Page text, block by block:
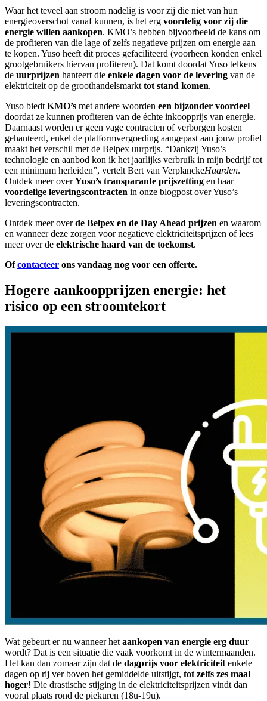
Waar het teveel aan stroom nadelig is voor zij die niet van hun
energieoverschot vanaf kunnen, is het erg voordelig voor zij die
energie willen aankopen. KMO’s hebben bijvoorbeeld de kans om
de profiteren van die lage of zelfs negatieve prijzen om energie aan
te kopen. Yuso heeft dit proces gefaciliteerd (voorheen konden enkel
grootgebruikers hiervan profiteren). Dat komt doordat Yuso telkens
de uurprijzen hanteert die enkele dagen voor de levering van de
elektriciteit op de groothandelsmarkt tot stand komen.
Yuso biedt KMO’s met andere woorden een bijzonder voordeel
doordat ze kunnen profiteren van de échte inkoopprijs van energie.
Daarnaast worden er geen vage contracten of verborgen kosten
gehanteerd, enkel de platformvergoeding aangepast aan jouw profiel
maakt het verschil met de Belpex uurprijs. “Dankzij Yuso’s
technologie en aanbod kon ik het jaarlijks verbruik in mijn bedrijf tot
een minimum herleiden”, vertelt Bert van VerplanckeHaarden.
Ontdek meer overYuso’s transparante prijszetting en haar
voordelige leveringscontracten in onze blogpost over Yuso’s
leveringscontracten.
Ontdek meer overde Belpex en de Day Ahead prijzen en waarom
en wanneer deze zorgen voor negatieve elektriciteitsprijzen of lees
meer over de elektrische haard van de toekomst.
Ofcontacteer ons vandaag nog voor een offerte.
Hogere aankoopprijzen energie: het
risico op een stroomtekort
Wat gebeurt er nu wanneer het aankopen van energie erg duur
wordt? Dat is een situatie die vaak voorkomt in de wintermaanden.
Het kan dan zomaar zijn dat de dagprijs voor elektriciteit enkele
dagen op rij ver boven het gemiddelde uitstijgt, tot zelfs zes maal
hoger! Die drastische stijging in de elektriciteitsprijzen vindt dan
vooral plaats rond de piekuren (18u-19u).